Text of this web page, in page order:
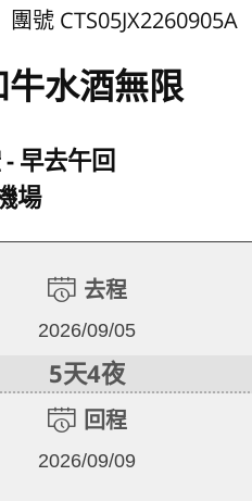
團號 CTS05JX2260905A
水酒無限
早去午回
場
去程
2026/09/05
5天4夜
回程
2026/09/09